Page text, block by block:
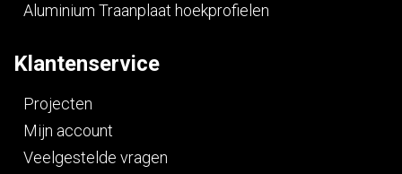
Aluminium Traanplaat hoekprofielen
Klantenservice
Projecten
Mijn account
Veelgestelde vragen